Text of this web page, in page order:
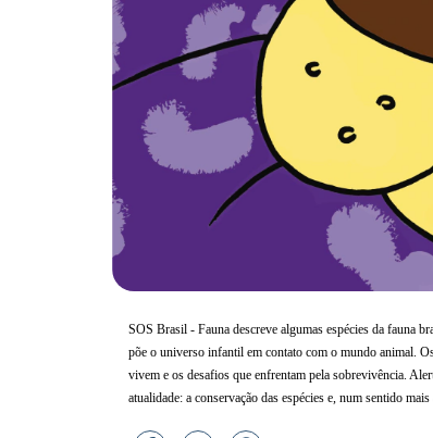
SOS Brasil - Fauna descreve algumas espécies da fauna
põe o universo infantil em contato com o mundo animal.
vivem e os desafios que enfrentam pela sobrevivência.
atualidade: a conservação das espécies e, num sentido